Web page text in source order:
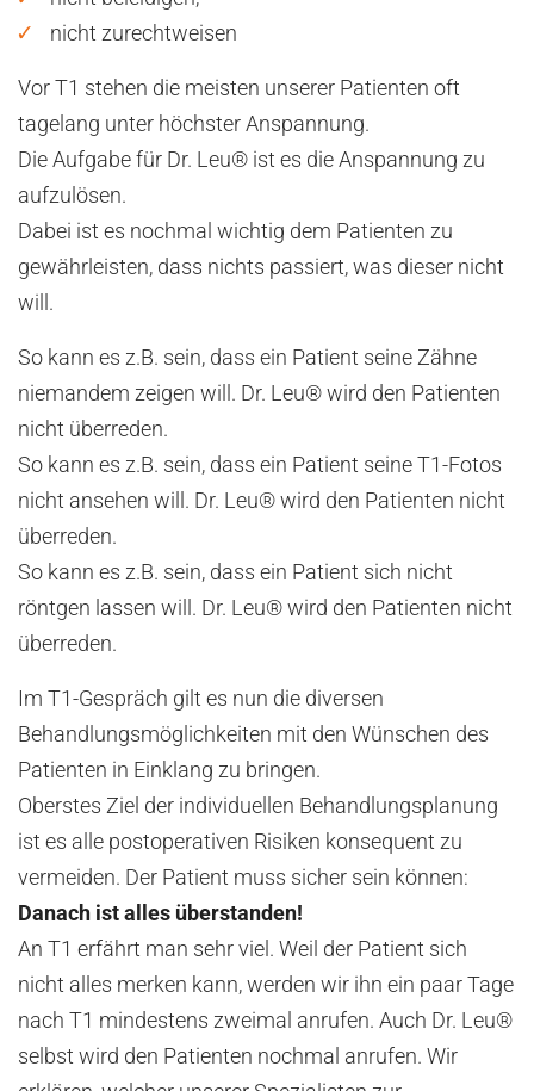
nicht zurechtweisen
Vor T1 stehen die meisten unserer Patienten oft
tagelang unter höchster Anspannung.
Die Aufgabe für Dr. Leu® ist es die Anspannung zu
aufzulösen.
Dabei ist es nochmal wichtig dem Patienten zu
gewährleisten, dass nichts passiert, was dieser nicht
will.
So kann es z.B. sein, dass ein Patient seine Zähne
niemandem zeigen will. Dr. Leu® wird den Patienten
nicht überreden.
So kann es z.B. sein, dass ein Patient seine T1-Fotos
nicht ansehen will. Dr. Leu® wird den Patienten nicht
überreden.
So kann es z.B. sein, dass ein Patient sich nicht
röntgen lassen will. Dr. Leu® wird den Patienten nicht
überreden.
Im T1-Gespräch gilt es nun die diversen
Behandlungsmöglichkeiten mit den Wünschen des
Patienten in Einklang zu bringen.
Oberstes Ziel der individuellen Behandlungsplanung
ist es alle postoperativen Risiken konsequent zu
vermeiden. Der Patient muss sicher sein können:
Danach ist alles überstanden!
An T1 erfährt man sehr viel. Weil der Patient sich
nicht alles merken kann, werden wir ihn ein paar Tage
nach T1 mindestens zweimal anrufen. Auch Dr. Leu®
selbst wird den Patienten nochmal anrufen. Wir